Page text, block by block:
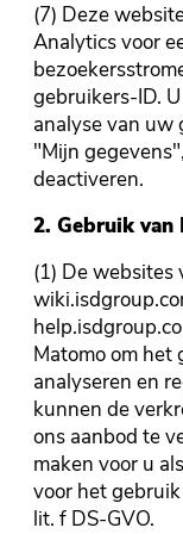
(7) Deze
Analytics voor
gebruikers-ID.
analyse van
"Mijn
deactiveren.
2. Gebruik van
(1) De websites
Matomo om het
analyseren en
kunnen de
ons aanbod te
maken voor u
voor het
lit. f DS-GVO.